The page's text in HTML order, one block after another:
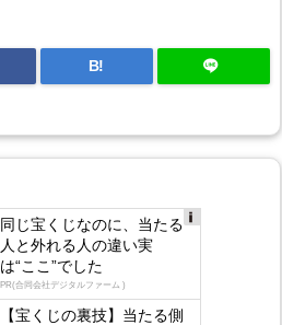
B!
gly
同じ宝くじなのに、当たる
人と外れる人の違い実
は“ここ”でした
PR(合同会社デジタルファーム )
【宝くじの裏技】当たる側